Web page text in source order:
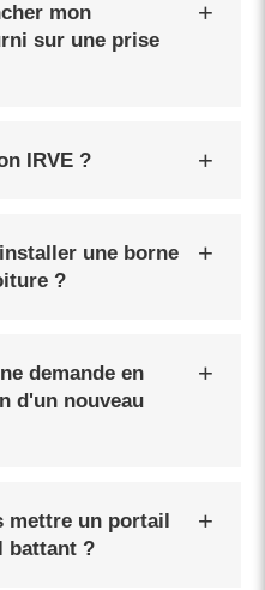
mon
sur une prise
IRVE ?
une borne
?
demande en
d'un nouveau
mettre un portail
battant ?